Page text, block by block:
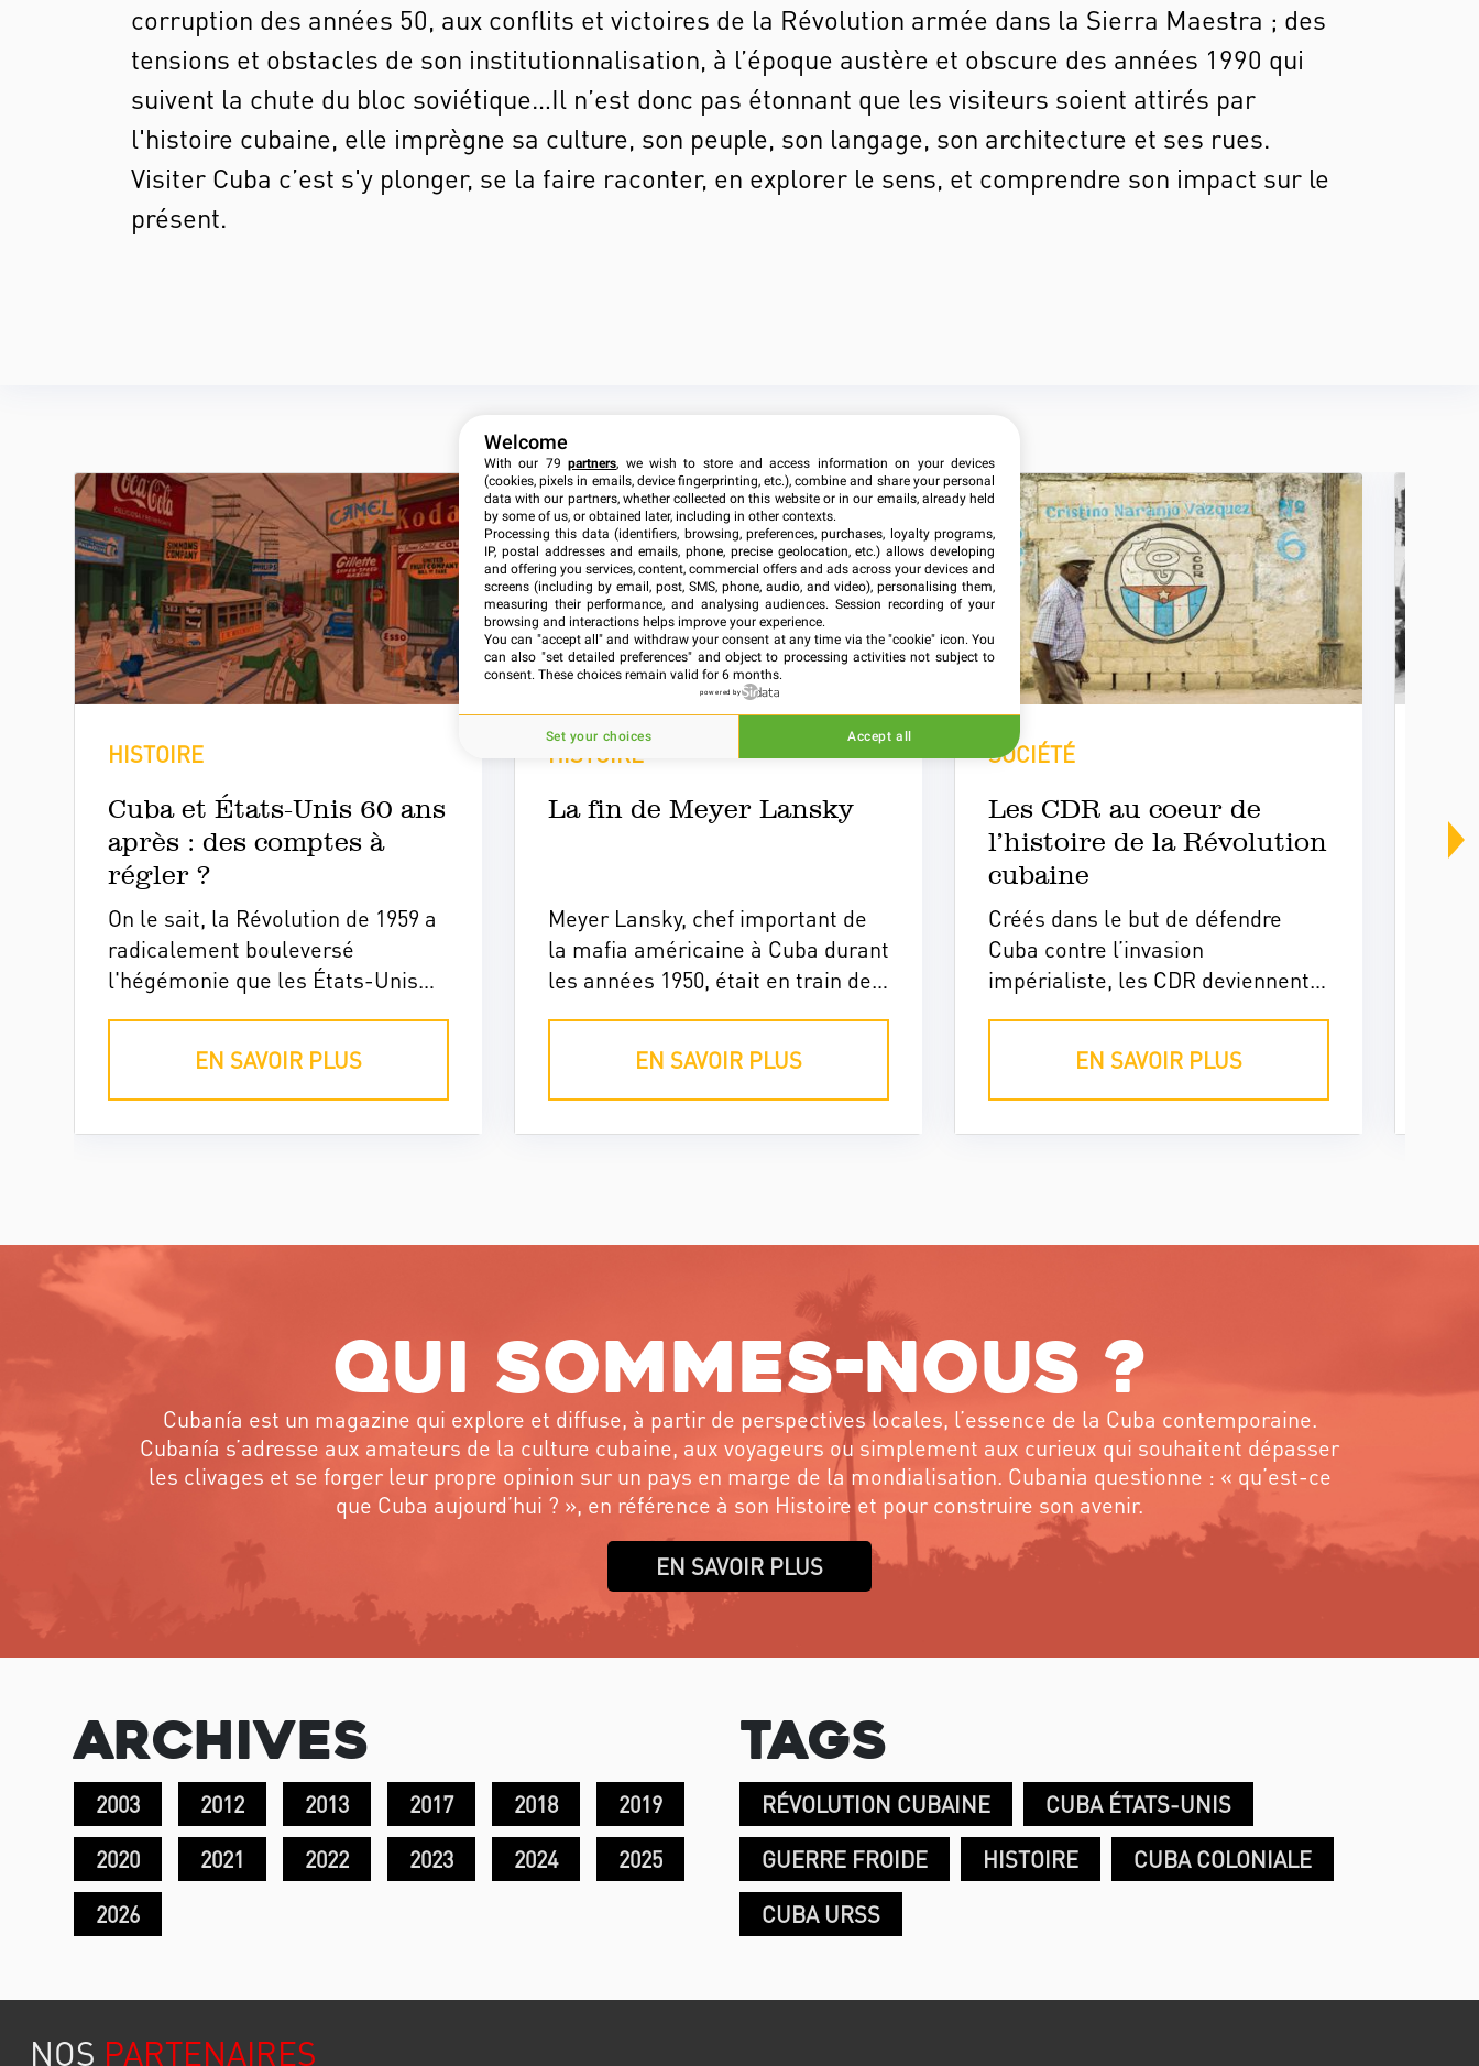
corruption des années 50, aux conflits et victoires de la Révolution armée dans la Sierra Maestra ; des
tensions et obstacles de son institutionnalisation, à l’époque austère et obscure des années 1990 qui
suivent la chute du bloc soviétique…Il n’est donc pas étonnant que les visiteurs soient attirés par
l'histoire cubaine, elle imprègne sa culture, son peuple, son langage, son architecture et ses rues.
Visiter Cuba c’est s'y plonger, se la faire raconter, en explorer le sens, et comprendre son impact sur le
présent.
HISTOIRE
Cuba et États-Unis 60 ans
après : des comptes à
régler ?
On le sait, la Révolution de 1959 a
radicalement bouleversé
l'hégémonie que les États-Unis
souvent ce que cela veut dire
concrètement. Le média cubain
indépendant Periodismo de
américaines, autrefois présentes à
la Révolution. Aujourd'hui, incitées
par la loi Helms-Burton, ces
entreprises américaines de Cuba
avant 1959 demandent des
comptes à La Havane.
EN SAVOIR PLUS
HISTOIRE
La fin de Meyer Lansky
Meyer Lansky, chef important de
la mafia américaine à Cuba durant
les années 1950, était en train de
des barbudos à La Havane.
Comment s'est déroulé la
dernière soirée de Meyer Lansky à
EN SAVOIR PLUS
SOCIÉTÉ
Les CDR au coeur de
l’histoire de la Révolution
cubaine
Créés dans le but de défendre
Cuba contre l’invasion
impérialiste, les CDR deviennent
de la nouvelle société socialiste
cubaine. Or, ses fonctions évoluent
rapidement, à l’image d’une
EN SAVOIR PLUS
Qui sommes-nous ?
Cubanía est un magazine qui explore et diffuse, à partir de perspectives locales, l’essence de la Cuba contemporaine.
Cubanía s’adresse aux amateurs de la culture cubaine, aux voyageurs ou simplement aux curieux qui souhaitent dépasser
les clivages et se forger leur propre opinion sur un pays en marge de la mondialisation. Cubania questionne : « qu’est-ce
que Cuba aujourd’hui ? », en référence à son Histoire et pour construire son avenir.
EN SAVOIR PLUS
Archives
2003 2012 2013 2017 2018
2019
2020
2021 2022 2023 2024
2025
2026
Tags
RÉVOLUTION CUBAINE
CUBA ÉTATS-UNIS
GUERRE FROIDE
HISTOIRE
CUBA COLONIALE
CUBA URSS
NOS PARTENAIRES
Welcome
With our 79partners, we wish to store and access information on your devices
(cookies, pixels in emails, device fingerprinting, etc.), combine and share your personal
data with our partners, whether collected on this website or in our emails, already held
by some of us, or obtained later, including in other contexts.
Processing this data (identifiers, browsing, preferences, purchases, loyalty programs,
IP, postal addresses and emails, phone, precise geolocation, etc.) allows developing
and offering you services, content, commercial offers and ads across your devices and
screens (including by email, post, SMS, phone, audio, and video), personalising them,
measuring their performance, and analysing audiences. Session recording of your
browsing and interactions helps improve your experience.
You can "accept all" and withdraw your consent at any time via the "cookie" icon. You
can also "set detailed preferences" and object to processing activities not subject to
consent. These choices remain valid for 6 months.
powered by
Set your choices Accept all